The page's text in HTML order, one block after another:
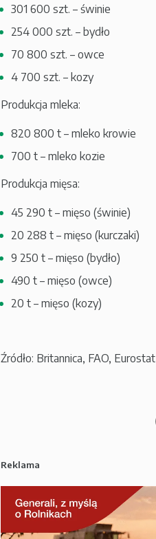
301 600 szt. – świnie
254 000 szt. – bydło
70 800 szt. – owce
4 700 szt. – kozy
Produkcja mleka:
820 800 t – mleko krowie
700 t – mleko kozie
Produkcja mięsa:
45 290 t – mięso (świnie)
20 288 t – mięso (kurczaki)
9 250 t – mięso (bydło)
490 t – mięso (owce)
20 t – mięso (kozy)
Źródło: Britannica, FAO, Eurostat
Reklama